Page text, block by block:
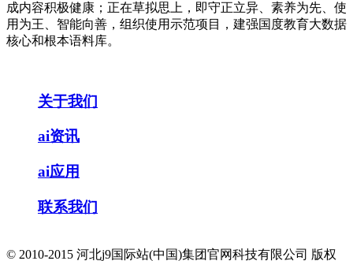
成内容积极健康；正在草拟思上，即守正立异、素养为先、使
用为王、智能向善，组织使用示范项目，建强国度教育大数据
核心和根本语料库。
关于我们
ai资讯
ai应用
联系我们
© 2010-2015 河北j9国际站(中国)集团官网科技有限公司 版权